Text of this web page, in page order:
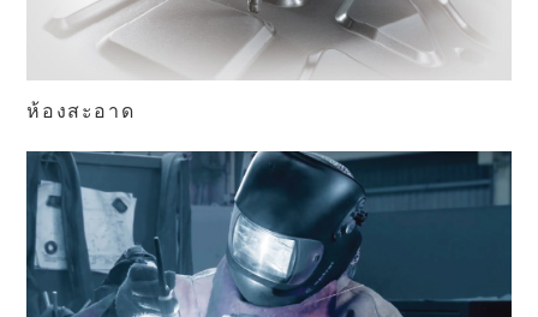
ห้องสะอาด